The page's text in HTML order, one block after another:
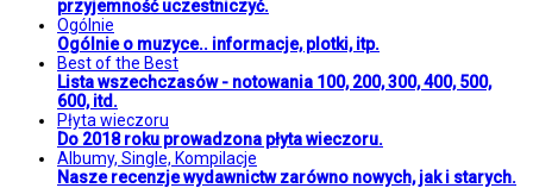
przyjemność uczestniczyć.
Ogólnie
Ogólnie o muzyce.. informacje, plotki, itp.
Best of the Best
Lista wszechczasów - notowania 100, 200, 300, 400, 500,
600, itd.
Płyta wieczoru
Do 2018 roku prowadzona płyta wieczoru.
Albumy, Single, Kompilacje
Nasze recenzje wydawnictw zarówno nowych, jak i starych.